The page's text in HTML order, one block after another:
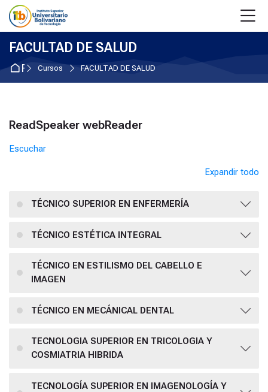
Skip to navigation
Skip to login form
Salta al contenido principal
Skip to accessibility options
Skip to footer
Skip accessibility options
FACULTAD DE SALUD
Página Principal
Cursos FACULTAD DE SALUD
Bloques
Salta ReadSpeaker webReader
ReadSpeaker webReader
Escuchar
Expandir todo
TÉCNICO SUPERIOR EN ENFERMERÍA
TÉCNICO ESTÉTICA INTEGRAL
TÉCNICO EN ESTILISMO DEL CABELLO E
IMAGEN
TÉCNICO EN MECÁNICAL DENTAL
TECNOLOGIA SUPERIOR EN TRICOLOGIA Y
COSMIATRIA HIBRIDA
TECNOLOGÍA SUPERIOR EN IMAGENOLOGÍA Y